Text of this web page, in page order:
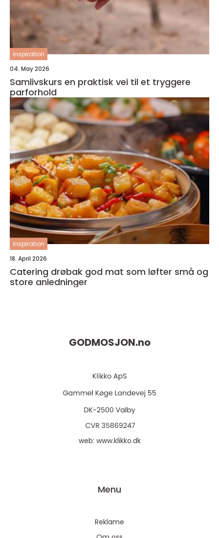
inspiration
04. May 2026
Samlivskurs en praktisk vei til et tryggere
parforhold
inspiration
18. April 2026
Catering drøbak god mat som løfter små og
store anledninger
GODMOSJON.no
web: www.klikko.dk
Menu
Reklame